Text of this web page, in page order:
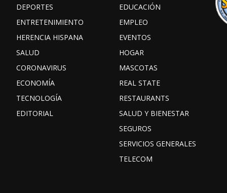
DEPORTES
ENTRETENIMIENTO
HERENCIA HISPANA
SALUD
CORONAVIRUS
ECONOMÍA
TECNOLOGÍA
EDITORIAL
EDUCACIÓN
EMPLEO
EVENTOS
HOGAR
MASCOTAS
REAL STATE
RESTAURANTS
SALUD Y BIENESTAR
SEGUROS
SERVICIOS GENERALES
TELECOM